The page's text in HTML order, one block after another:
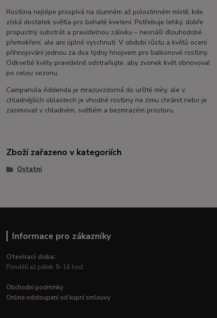
Rostlina nejlépe prospívá na slunném až polostinném místě, kde
získá dostatek světla pro bohaté kvetení. Potřebuje lehký, dobře
propustný substrát a pravidelnou zálivku – nesnáší dlouhodobé
přemokření, ale ani úplné vyschnutí. V období růstu a květů ocení
přihnojování jednou za dva týdny hnojivem pro balkonové rostliny.
Odkvetlé květy pravidelně odstraňujte, aby zvonek květ obnovoval
po celou sezonu.
Campanula Addenda je mrazuvzdorná do určité míry, ale v
chladnějších oblastech je vhodné rostliny na zimu chránit nebo je
zazimovat v chladném, světlém a bezmrazém prostoru.
Zboží zařazeno v kategoriích
Ostatní
Informace pro zákazníky
Otevírací doba:
Pondělí až pátek: 8-16 hod.
Obchodní podmínky
Online odstoupení od kupní smlouvy